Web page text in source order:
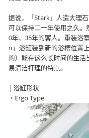
据说，「Stark」人造大理
可以保持二十年使用之久
0年，35年的客人。重装浴
n」浴缸装到新的浴槽位置
的）能在这么长时间的生
易清洁打理的特点。
| 浴缸形状
・Ergo Type